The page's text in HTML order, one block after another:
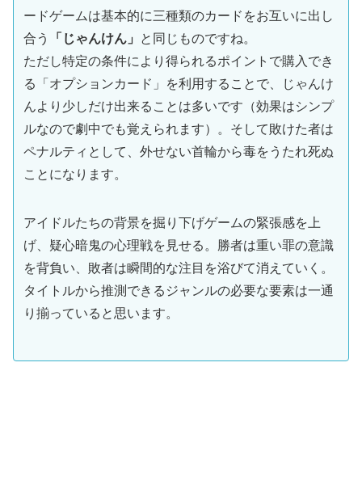
ードゲームは基本的に三種類のカードをお互いに出し
合う
「じゃんけん」
と同じものですね。
ただし特定の条件により得られるポイントで購入でき
る「オプションカード」を利用することで、じゃんけ
んより少しだけ出来ることは多いです（効果はシンプ
ルなので劇中でも覚えられます）。そして敗けた者は
ペナルティとして、外せない首輪から毒をうたれ死ぬ
ことになります。
アイドルたちの背景を掘り下げゲームの緊張感を上
げ、疑心暗鬼の心理戦を見せる。勝者は重い罪の意識
を背負い、敗者は瞬間的な注目を浴びて消えていく。
タイトルから推測できるジャンルの必要な要素は一通
り揃っていると思います。